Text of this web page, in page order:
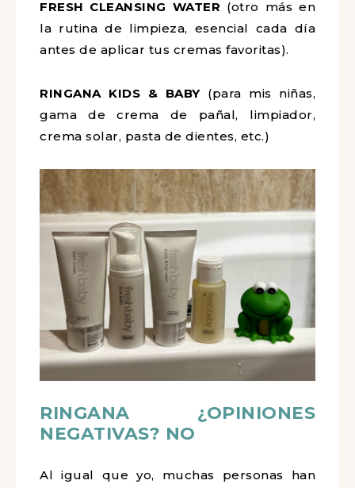
FRESH CLEANSING WATER (otro más en
la rutina de limpieza, esencial cada día
antes de aplicar tus cremas favoritas).
RINGANA KIDS & BABY (para mis niñas,
gama de crema de pañal, limpiador,
crema solar, pasta de dientes, etc.)
RINGANA ¿OPINIONES
NEGATIVAS? NO
Al igual que yo, muchas personas han